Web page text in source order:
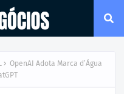
OpenAI Adota Marca d’Água